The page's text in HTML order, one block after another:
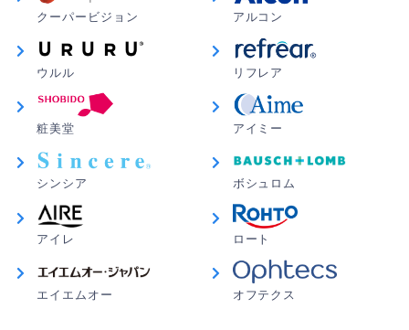
クーパービジョン アルコン
ウルル リフレア
粧美堂 アイミー
シンシア ボシュロム
アイレ ロート
エイエムオー オフテクス